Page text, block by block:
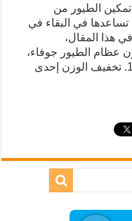
تمكين الطيور من
تساعدها في البقاء في
هذا المقال،
عظام الطيور جوفاء،
وتأثير ذلك على قدرتها على الطيران. 1. تخفيف الوزن إحدى